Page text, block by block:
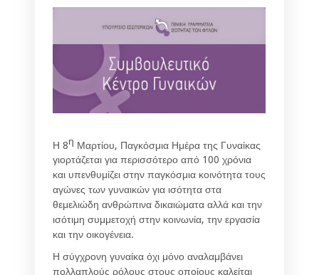
Η 8η Μαρτίου, Παγκόσμια Ημέρα της Γυναίκας
γιορτάζεται για περισσότερο από 100 χρόνια
και υπενθυμίζει στην παγκόσμια κοινότητα τους
αγώνες των γυναικών για ισότητα στα
θεμελιώδη ανθρώπινα δικαιώματα αλλά και την
ισότιμη συμμετοχή στην κοινωνία, την εργασία
και την οικογένεια.
Η σύγχρονη γυναίκα όχι μόνο αναλαμβάνει
πολλαπλούς ρόλους στους οποίους καλείται